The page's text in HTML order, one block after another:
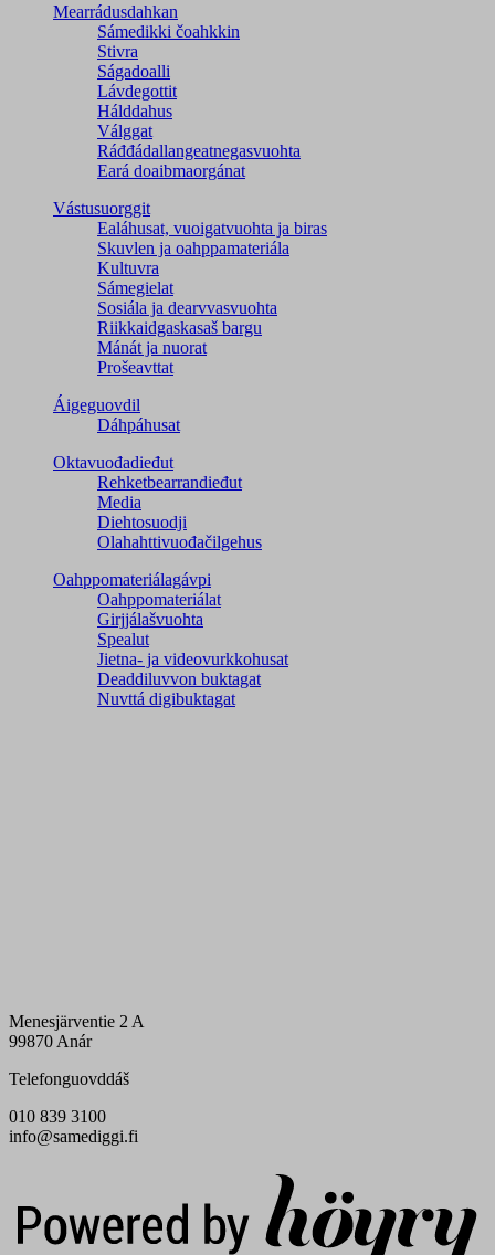
Mearrádusdahkan
Sámedikki čoahkkin
Stivra
Ságadoalli
Lávdegottit
Hálddahus
Válggat
Ráđđádallangeatnegas­vuohta
Eará doaibmaorgánat
Vástusuorggit
Ealáhusat, vuoigatvuohta ja biras
Skuvlen ja oahppamateriála
Kultuvra
Sámegielat
Sosiála ja dearvvasvuohta
Riikkaidgaskasaš bargu
Mánát ja nuorat
Prošeavttat
Áigeguovdil
Dáhpáhusat
Oktavuođadieđut
Rehketbearrandieđut
Media
Diehtosuodji
Olahahttivuođačilgehus
Oahppomateriálagávpi
Oahppomateriálat
Girjjálašvuohta
Spealut
Jietna- ja videovurkkohusat
Deaddiluvvon buktagat
Nuvttá digibuktagat
Menesjärventie 2 A
99870 Anár
Telefonguovddáš
010 839 3100
info@samediggi.fi